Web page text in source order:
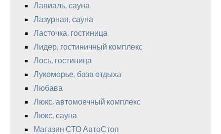
Лавиаль, сауна
Лазурная, сауна
Ласточка, гостиница
Лидер, гостиничный комплекс
Лось, гостиница
Лукоморье, база отдыха
Любава
Люкс, автомоечный комплекс
Люкс, сауна
Магазин СТО АвтоСтоп